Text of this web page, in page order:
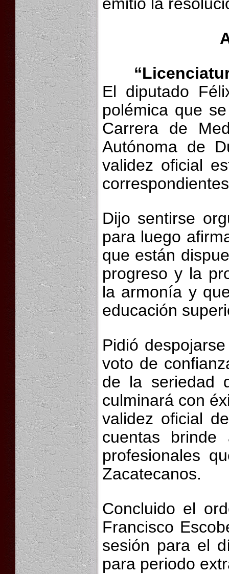
emitió la
El diputado
polémica que
Carrera de
Autónoma de
validez oficial
Dijo sentirse
para luego
que están
progreso y la
la armonía y
educación
Pidió
voto de
de la seriedad
culminará con
validez oficial
cuentas
profesionales
Zacatecanos.
Concluido el
Francisco
sesión para el
para periodo